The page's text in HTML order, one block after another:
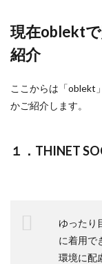
現在oblekt
紹介
ここからは「oblekt
かご紹介します。
１．THINET
ゆったり
に着用で
環境に配